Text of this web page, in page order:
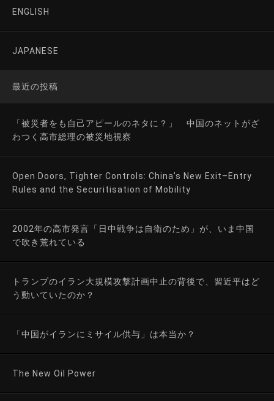
ENGLISH
JAPANESE
最近の投稿
「被災者をも自己アピールのネタに？」 中国のネットがざ
わつく高市総理の被災地視察
Open Doors, Tighter Controls: China’s New Exit–Entry
Rules and the Securitisation of Mobility
2002年の高市発言「日中戦争は自衛のため」が、いま中国
で吹き荒れている
トランプのイラン大規模攻撃計画中止の背後で、習近平はど
う動いていたのか？
「中国がイランにミサイル供与」は本当か？
The New Oil Power